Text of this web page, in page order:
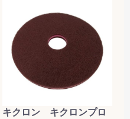
キクロン キクロンプロ